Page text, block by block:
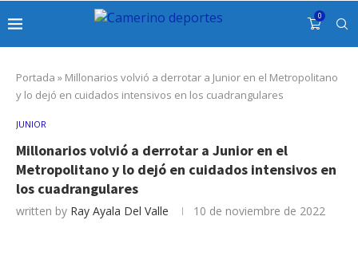
0
Portada » Millonarios volvió a derrotar a Junior en el Metropolitano
y lo dejó en cuidados intensivos en los cuadrangulares
JUNIOR
Millonarios volvió a derrotar a Junior en el
Metropolitano y lo dejó en cuidados intensivos en
los cuadrangulares
written by Ray Ayala Del Valle 10 de noviembre de 2022